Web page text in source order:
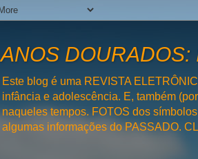
ANOS DOURADOS:
Este blog é uma REVISTA
infância e adolescência. E, também
naqueles tempos. FOTOS dos
algumas informações do PASSADO.